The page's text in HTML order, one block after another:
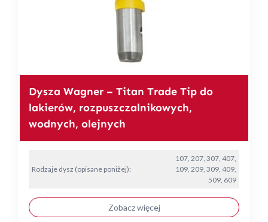
Dysza Wagner – Titan Trade Tip do
lakierów, rozpuszczalnikowych,
wodnych, olejnych
Rodzaje dysz (opisane poniżej):
107, 207, 307, 407,
109, 209, 309, 409,
509, 609
Zobacz więcej